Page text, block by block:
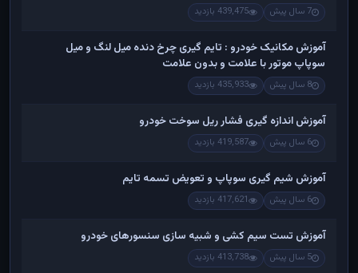
7 سال پیش 439,475 بازدید
آموزش مکانیک خودرو : تایم گیری چرخ دنده میل لنگ و میل
سوپاپ موتور با علامت و بدون علامت
8 سال پیش 435,933 بازدید
آموزش اندازه گیری فشار ریل سوخت خودرو
6 سال پیش 419,587 بازدید
آموزش شیم گیری سوپاپ و تعویض تسمه تایم
6 سال پیش 417,621 بازدید
آموزش تست سیم کشی و شبیه سازی سنسورهای خودرو
5 سال پیش 413,738 بازدید